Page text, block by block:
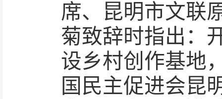
席、昆明市文联
菊致辞时指出：
设乡村创作基地
国民主促进会昆